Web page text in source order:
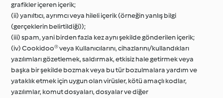
grafikler içeren içerik;
(ii) yanıltıcı, ayrımcı veya hileli içerik (örneğin yanlış bilgi
(gerçeklerin belirtildiği));
(iii) spam, yani birden fazla kez aynı şekilde gönderilen içerik;
(iv) Cookidoo® veya Kullanıcılarını, cihazlarını/kullandıkları
yazılımları gözetlemek, saldırmak, etkisiz hale getirmek veya
başka bir şekilde bozmak veya bu tür bozulmalara yardım ve
yataklık etmek için uygun olan virüsler, kötü amaçlı kodlar,
yazılımlar, komut dosyaları, dosyalar ve diğer